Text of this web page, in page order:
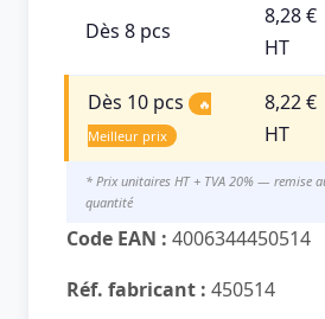
Dès 8 pcs
8,28 €
HT
Dès 10 pcs
🔥
Meilleur prix
8,22 €
HT
* Prix unitaires HT + TVA 20% — remise
quantité
Code EAN : 4006344450514
Réf. fabricant : 450514